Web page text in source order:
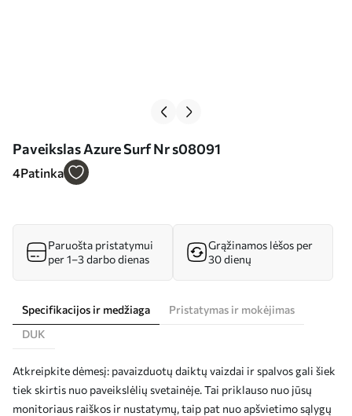
Paveikslas Azure Surf Nr s08091
4Patinka
Paruošta pristatymui
per 1–3 darbo dienas
Grąžinamos lėšos per
30 dienų
Specifikacijos ir medžiaga
Pristatymas ir mokėjimas
DUK
Atkreipkite dėmesį: pavaizduotų daiktų vaizdai ir spalvos gali šiek
tiek skirtis nuo paveikslėlių svetainėje. Tai priklauso nuo jūsų
monitoriaus raiškos ir nustatymų, taip pat nuo apšvietimo sąlygų